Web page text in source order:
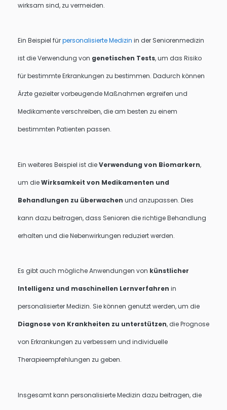
wirksam sind, zu vermeiden.
Ein Beispiel fürpersonalisierte Medizin in der Seniorenmedizin
ist die Verwendung von genetischen Tests, um das Risiko
für bestimmte Erkrankungen zu bestimmen. Dadurch können
Ärzte gezielter vorbeugende Maßnahmen ergreifen und
Medikamente verschreiben, die am besten zu einem
bestimmten Patienten passen.
Ein weiteres Beispiel ist dieVerwendung von Biomarkern,
um dieWirksamkeit von Medikamenten und
Behandlungen zu überwachen und anzupassen. Dies
kann dazu beitragen, dass Senioren die richtige Behandlung
erhalten und die Nebenwirkungen reduziert werden.
Es gibt auch mögliche Anwendungen von künstlicher
Intelligenz und maschinellen Lernverfahren in
personalisierter Medizin. Sie können genutzt werden, um die
Diagnose von Krankheiten zu unterstützen, die Prognose
von Erkrankungen zu verbessern und individuelle
Therapieempfehlungen zu geben.
Insgesamt kann personalisierte Medizin dazu beitragen, die